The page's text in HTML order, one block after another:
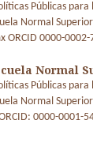
Públicas
Normal
ORCID 0000-0002-
Normal
Públicas
Normal
0000-0001-